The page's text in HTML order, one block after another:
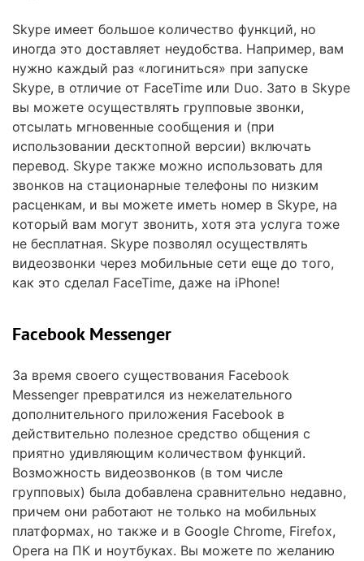
Skype имеет большое количество функций, но
иногда это доставляет неудобства. Например, вам
нужно каждый раз «логиниться» при запуске
Skype, в отличие от FaceTime или Duo. Зато в Skype
вы можете осуществлять групповые звонки,
отсылать мгновенные сообщения и (при
использовании десктопной версии) включать
перевод. Skype также можно использовать для
звонков на стационарные телефоны по низким
расценкам, и вы можете иметь номер в Skype, на
который вам могут звонить, хотя эта услуга тоже
не бесплатная. Skype позволял осуществлять
видеозвонки через мобильные сети еще до того,
как это сделал FaceTime, даже на iPhone!
Facebook Messenger
За время своего существования Facebook
Messenger превратился из нежелательного
дополнительного приложения Facebook в
действительно полезное средство общения с
приятно удивляющим количеством функций.
Возможность видеозвонков (в том числе
групповых) была добавлена сравнительно недавно,
причем они работают не только на мобильных
платформах, но также и в Google Chrome, Firefox,
Opera на ПК и ноутбуках. Вы можете по желанию